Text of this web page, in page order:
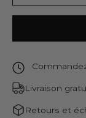
Livraison
Retours et